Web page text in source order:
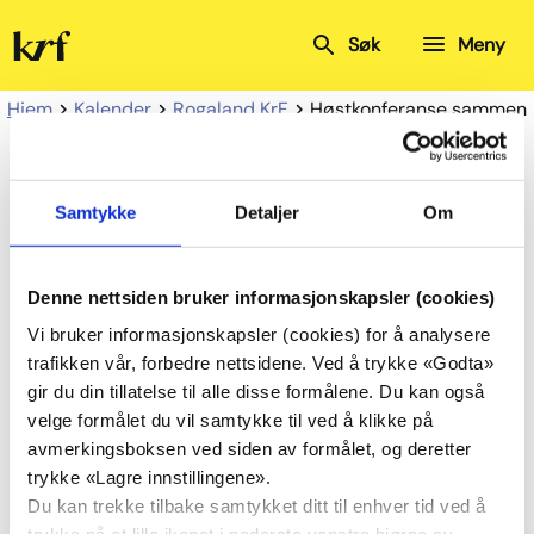
Samtykke Detaljer Om
Denne nettsiden bruker informasjonskapsler (cookies)
Vi bruker informasjonskapsler (cookies) for å analysere
trafikken vår, forbedre nettsidene. Ved å trykke «Godta»
gir du din tillatelse til alle disse formålene. Du kan også
velge formålet du vil samtykke til ved å klikke på
avmerkingsboksen ved siden av formålet, og deretter
trykke «Lagre innstillingene».
Du kan trekke tilbake samtykket ditt til enhver tid ved å
Kristelig
Folkeparti Meny
Søk
Hjem Kalender Rogaland KrF
Høstkonferanse sammen
Høstkonferanse
sammen med Agder
Del
på
Facebook
Del
på
Twitter
24.
okt.
Høstkonferanse sammen med
Agder